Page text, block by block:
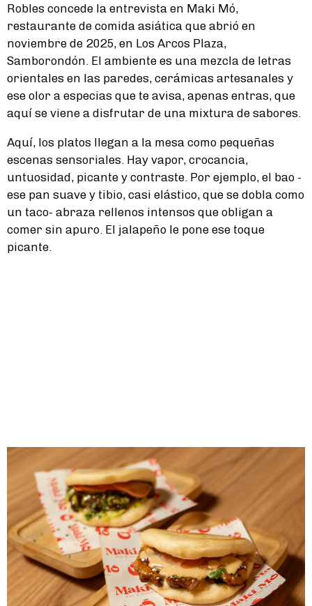
Robles concede la entrevista en Maki Mó,
restaurante de comida asiática que abrió en
noviembre de 2025, en Los Arcos Plaza,
Samborondón. El ambiente es una mezcla de letras
orientales en las paredes, cerámicas artesanales y
ese olor a especias que te avisa, apenas entras, que
aquí se viene a disfrutar de una mixtura de sabores.
Aquí, los platos llegan a la mesa como pequeñas
escenas sensoriales. Hay vapor, crocancia,
untuosidad, picante y contraste. Por ejemplo, el bao -
ese pan suave y tibio, casi elástico, que se dobla como
un taco- abraza rellenos intensos que obligan a
comer sin apuro. El jalapeño le pone ese toque
picante.